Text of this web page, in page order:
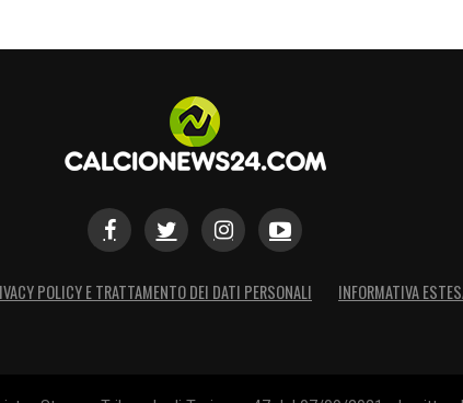
POLICY E TRATTAMENTO DEI DATI PERSONALI INFORMATIVA